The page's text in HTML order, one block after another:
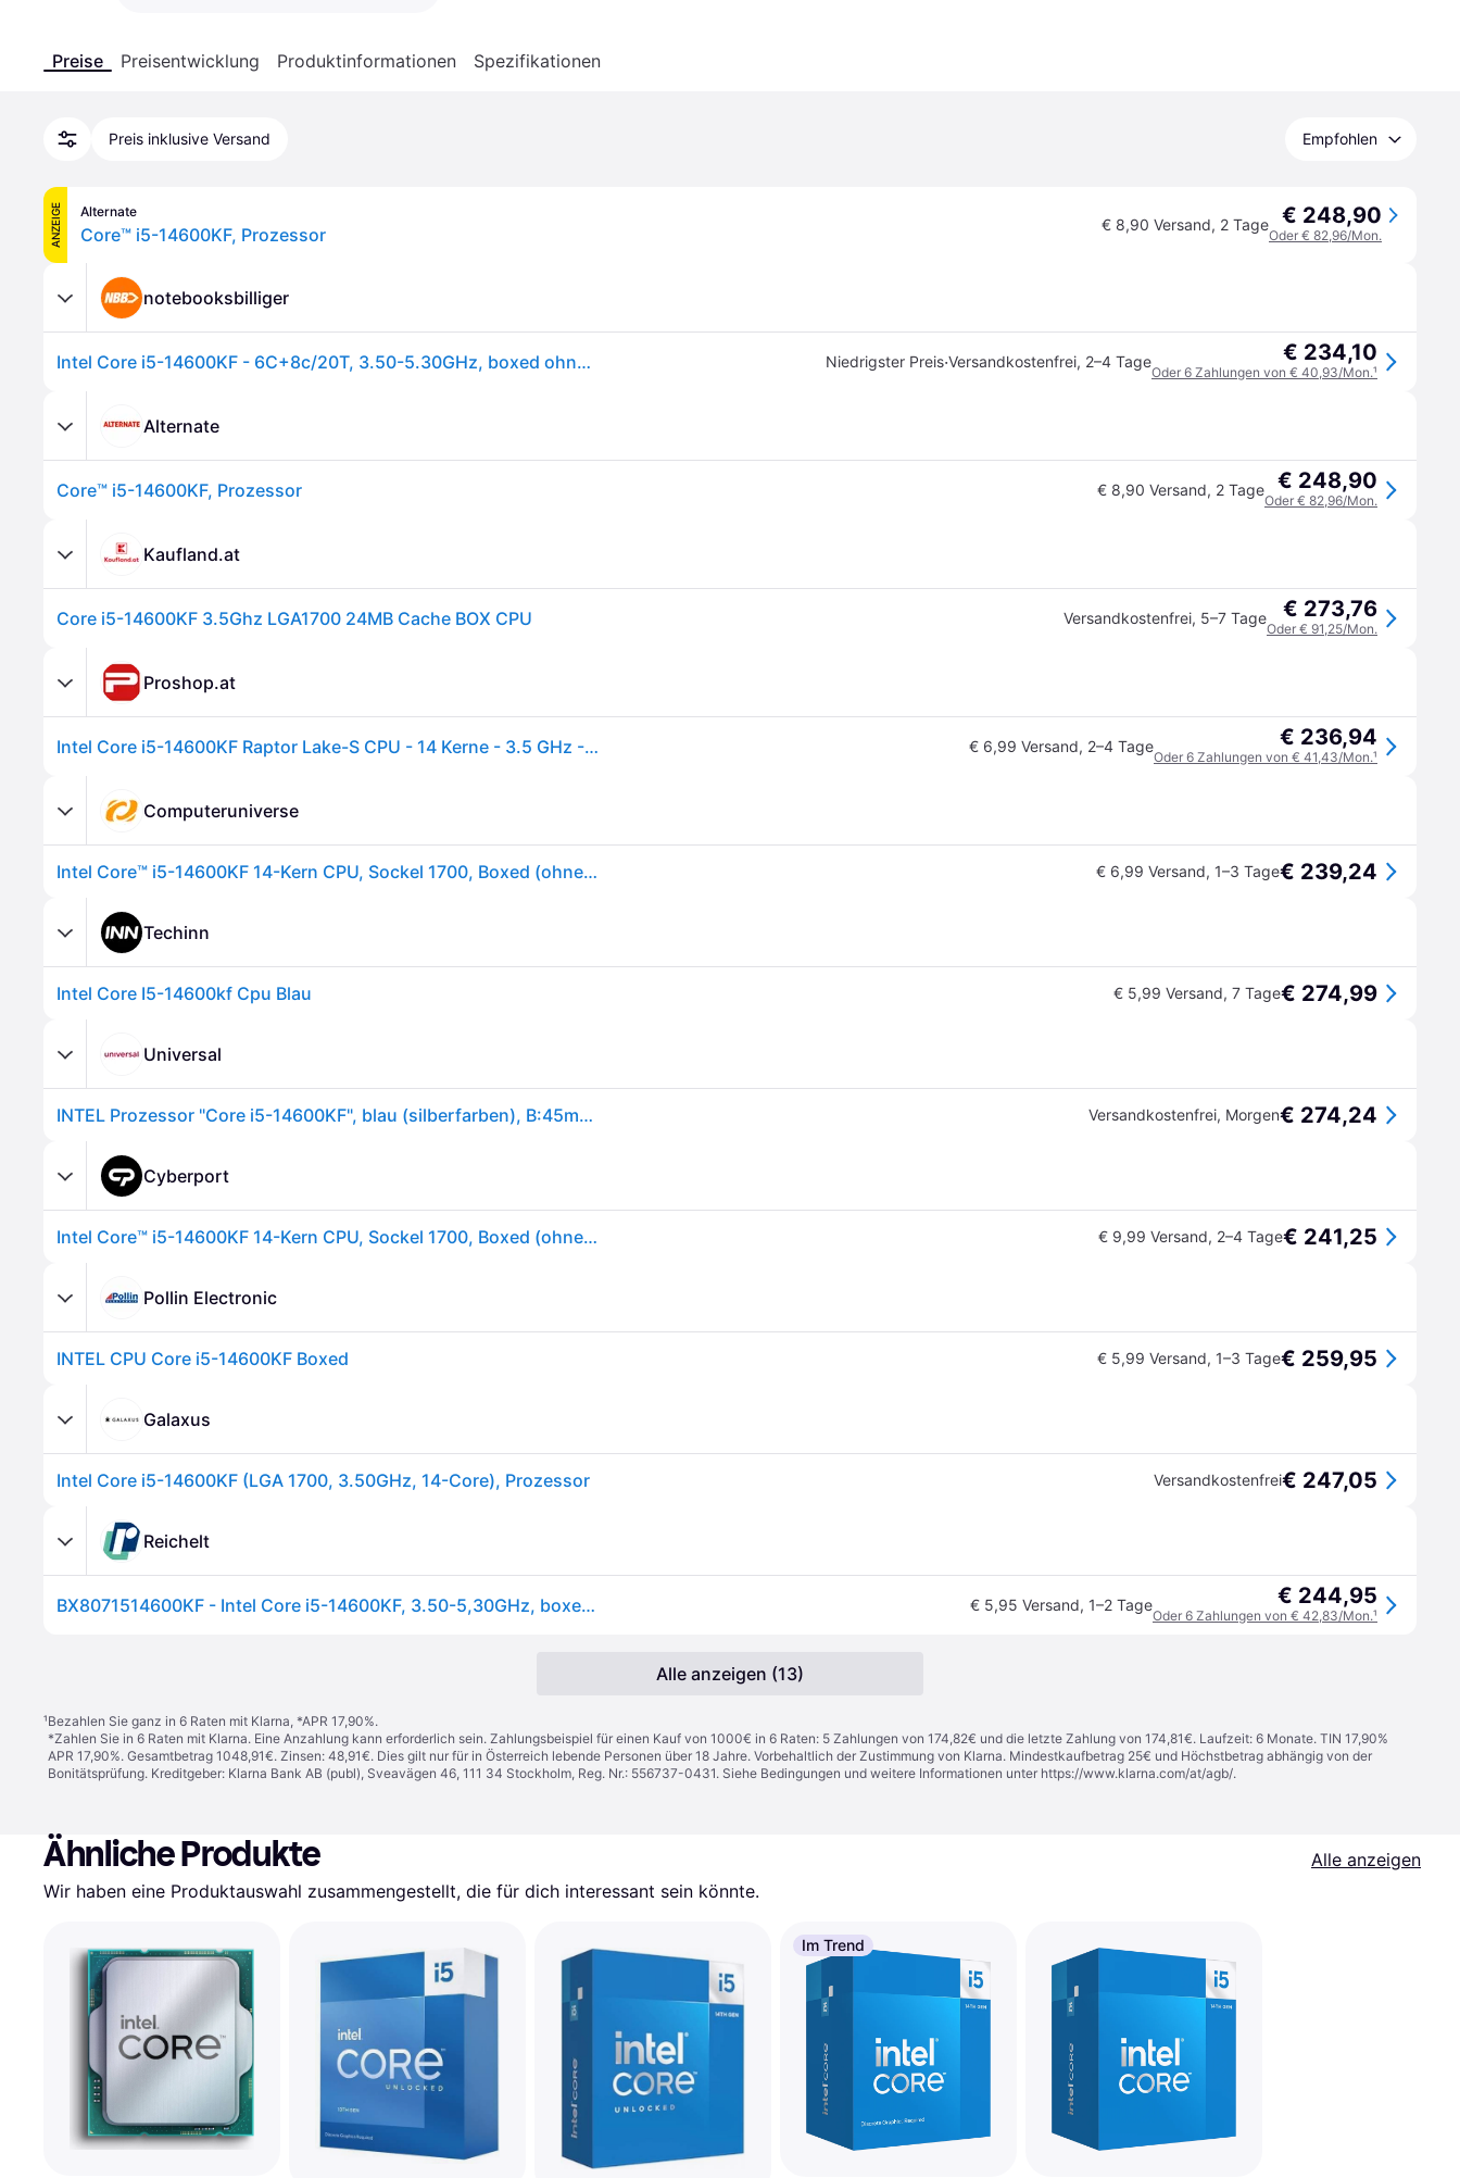
Preise Preisentwicklung Produktinformationen Spezifikationen
Preis inklusive Versand Empfohlen
ANZEIGE Alternate
Core™ i5-14600KF, Prozessor € 8,90 Versand, 2 Tage € 248,90
Oder € 82,96/Mon.
notebooksbilliger
Intel Core i5-14600KF - 6C+8c/20T, 3.50-5.30GHz, boxed ohne Kühler - Nicht spezifiziert Niedrigster Preis·Versandkostenfrei, 2–4 Tage € 234,10
Oder 6 Zahlungen von € 40,93/Mon.¹
Alternate
Core™ i5-14600KF, Prozessor € 8,90 Versand, 2 Tage € 248,90
Oder € 82,96/Mon.
Kaufland.at
Core i5-14600KF 3.5Ghz LGA1700 24MB Cache BOX CPU Versandkostenfrei, 5–7 Tage € 273,76
Oder € 91,25/Mon.
Proshop.at
Intel Core i5-14600KF Raptor Lake-S CPU - 14 Kerne - 3.5 GHz - Intel LGA1700 - Intel Boxed (ohne Kühler) € 6,99 Versand, 2–4 Tage € 236,94
Oder 6 Zahlungen von € 41,43/Mon.¹
Computeruniverse
Intel Core™ i5-14600KF 14-Kern CPU, Sockel 1700, Boxed (ohne Kühler) € 6,99 Versand, 1–3 Tage€ 239,24
Techinn
Intel Core I5-14600kf Cpu Blau € 5,99 Versand, 7 Tage€ 274,99
Universal
INTEL Prozessor "Core i5-14600KF", blau (silberfarben), B:45mm H:4,5mm T:37,5mm, Prozessoren, Prozessor Versandkostenfrei, Morgen€ 274,24
Cyberport
Intel Core™ i5-14600KF 14-Kern CPU, Sockel 1700, Boxed (ohne Kühler) € 9,99 Versand, 2–4 Tage€ 241,25
Pollin Electronic
INTEL CPU Core i5-14600KF Boxed € 5,99 Versand, 1–3 Tage€ 259,95
Galaxus
Intel Core i5-14600KF (LGA 1700, 3.50GHz, 14-Core), Prozessor Versandkostenfrei€ 247,05
Reichelt
BX8071514600KF - Intel Core i5-14600KF, 3.50-5,30GHz, boxed o. Kühler, 1700 € 5,95 Versand, 1–2 Tage € 244,95
Oder 6 Zahlungen von € 42,83/Mon.¹
Alle anzeigen (13)
¹Bezahlen Sie ganz in 6 Raten mit Klarna, *APR 17,90%.
*Zahlen Sie in 6 Raten mit Klarna. Eine Anzahlung kann erforderlich sein. Zahlungsbeispiel für einen Kauf von 1000€ in 6 Raten: 5 Zahlungen von 174,82€ und die letzte Zahlung von 174,81€. Laufzeit: 6 Monate. TIN 17,90%
APR 17,90%. Gesamtbetrag 1048,91€. Zinsen: 48,91€. Dies gilt nur für in Österreich lebende Personen über 18 Jahre. Vorbehaltlich der Zustimmung von Klarna. Mindestkaufbetrag 25€ und Höchstbetrag abhängig von der
Bonitätsprüfung. Kreditgeber: Klarna Bank AB (publ), Sveavägen 46, 111 34 Stockholm, Reg. Nr.: 556737-0431. Siehe Bedingungen und weitere Informationen unter https://www.klarna.com/at/agb/.
Ähnliche Produkte
Alle anzeigen
Wir haben eine Produktauswahl zusammengestellt, die für dich interessant sein könnte.
Im Trend